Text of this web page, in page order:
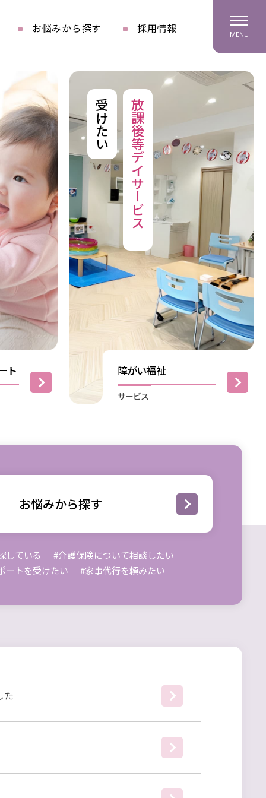
お悩みから探す 採用情報 MENU
ト
放課後等デイサービス
受けたい
障がい福祉
サービス
お悩みから探す
している
#介護保険について相談したい
ートを受けたい
#家事代行を頼みたい
た